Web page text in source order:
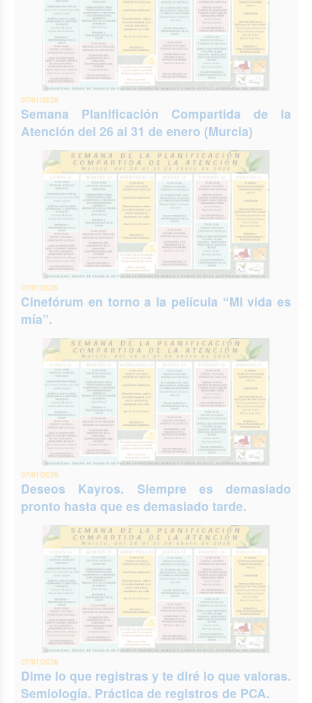
07/01/2026
Semana Planificación Compartida de la
Atención del 26 al 31 de enero (Murcia)
07/01/2026
Cinefórum en torno a la película “Mi vida es
mía”.
07/01/2026
Deseos Kayros. Siempre es demasiado
pronto hasta que es demasiado tarde.
07/01/2026
Dime lo que registras y te diré lo que valoras.
Semiología. Práctica de registros de PCA.